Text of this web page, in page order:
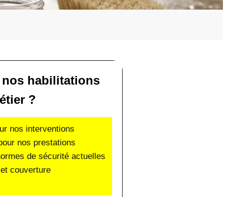
habilitations
?
nos interventions
nos prestations
de sécurité actuelles
couverture